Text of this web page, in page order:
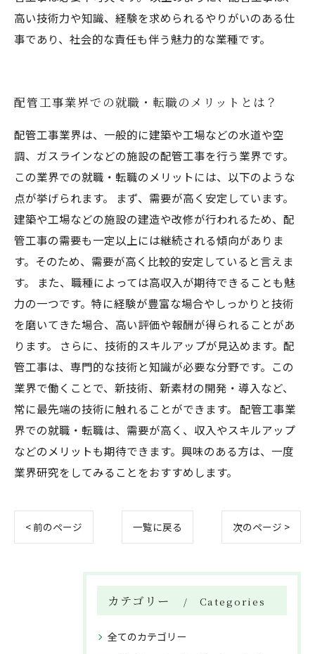
高い技術力や知識、経験を求められるやりがいのある仕
事であり、社会的な責任も伴う魅力的な業種です。
配管工事業界での就職・転職のメリットとは？
配管工事業界は、一般的に建築や工場などの水道や空
調、ガスラインなどの施設の配管工事を行う業界です。
この業界での就職・転職のメリットには、以下のような
点が挙げられます。 まず、需要が高く安定しています。
建築や工場などの施設の建造や改修が行われるため、配
管工事の需要も一定以上には継続される傾向がありま
す。そのため、需要が高く比較的安定していると言えま
す。 また、職種によっては高収入が期待できることも魅
力の一つです。特に経験が豊富な場合やしっかりと技術
を磨いてきた場合、高い評価や報酬が得られることがあ
ります。 さらに、技術的スキルアップが見込めます。配
管工事は、専門的な技術と知識が必要な分野です。この
業界で働くことで、新技術、新素材の開発・導入など、
常に最先端の技術に触れることができます。 配管工事業
界での就職・転職は、需要が高く、収入やスキルアップ
などのメリットも期待できます。興味のある方は、一度
業界研究をしてみることをおすすめします。
< 前のページ 一覧に戻る 次のページ >
カテゴリー Categories
全てのカテゴリー